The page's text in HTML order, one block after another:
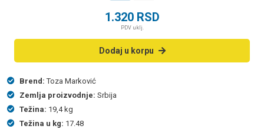
1.320 RSD
PDV uklj.
Dodaj u korpu
Brend: Toza Marković
Zemlja proizvodnje: Srbija
Težina: 19,4 kg
Težina u kg: 17.48